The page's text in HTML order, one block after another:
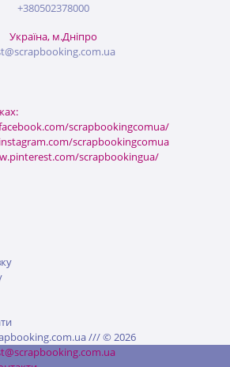
+380502378000
Україна, м.Дніпро
scrapbookingcomua/
scrapbookingcomua
scrapbookingua/
/// © 2026